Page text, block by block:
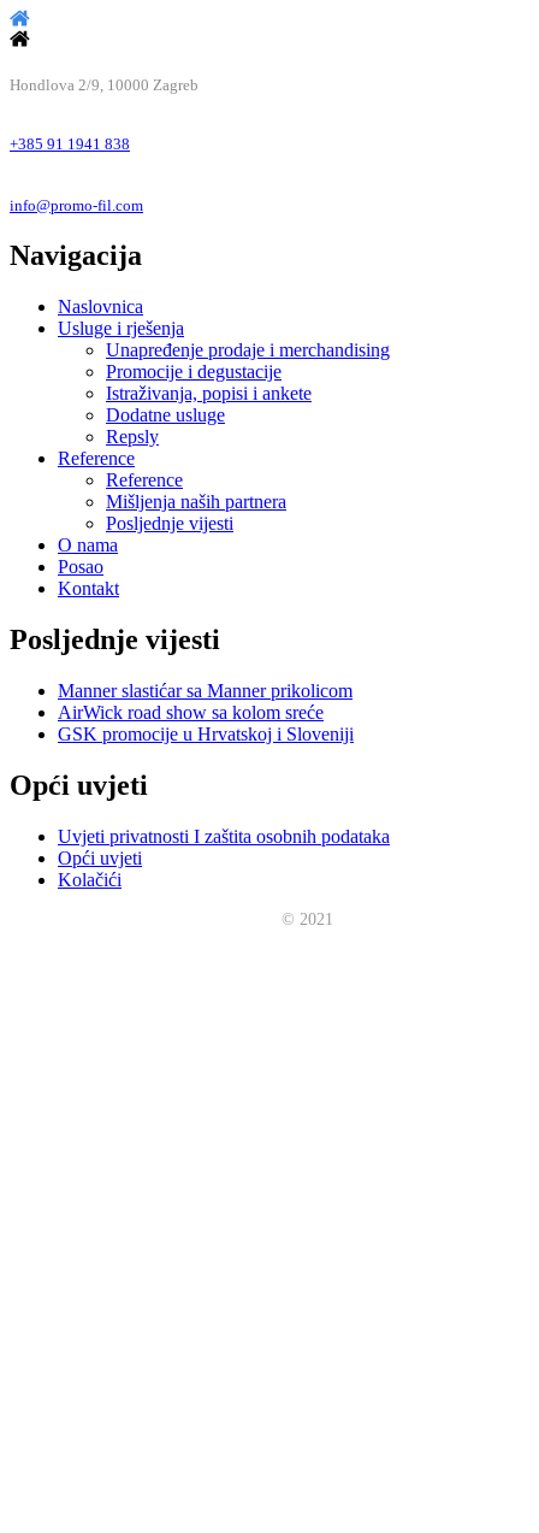
Hondlova 2/9, 10000 Zagreb
+385 91 1941 838
info@promo-fil.com
Navigacija
Naslovnica
Usluge i rješenja
Unapređenje prodaje i merchandising
Promocije i degustacije
Istraživanja, popisi i ankete
Dodatne usluge
Repsly
Reference
Reference
Mišljenja naših partnera
Posljednje vijesti
O nama
Posao
Kontakt
Posljednje vijesti
Manner slastićar sa Manner prikolicom
AirWick road show sa kolom sreće
GSK promocije u Hrvatskoj i Sloveniji
Opći uvjeti
Uvjeti privatnosti I zaštita osobnih podataka
Opći uvjeti
Kolačići
© 2021